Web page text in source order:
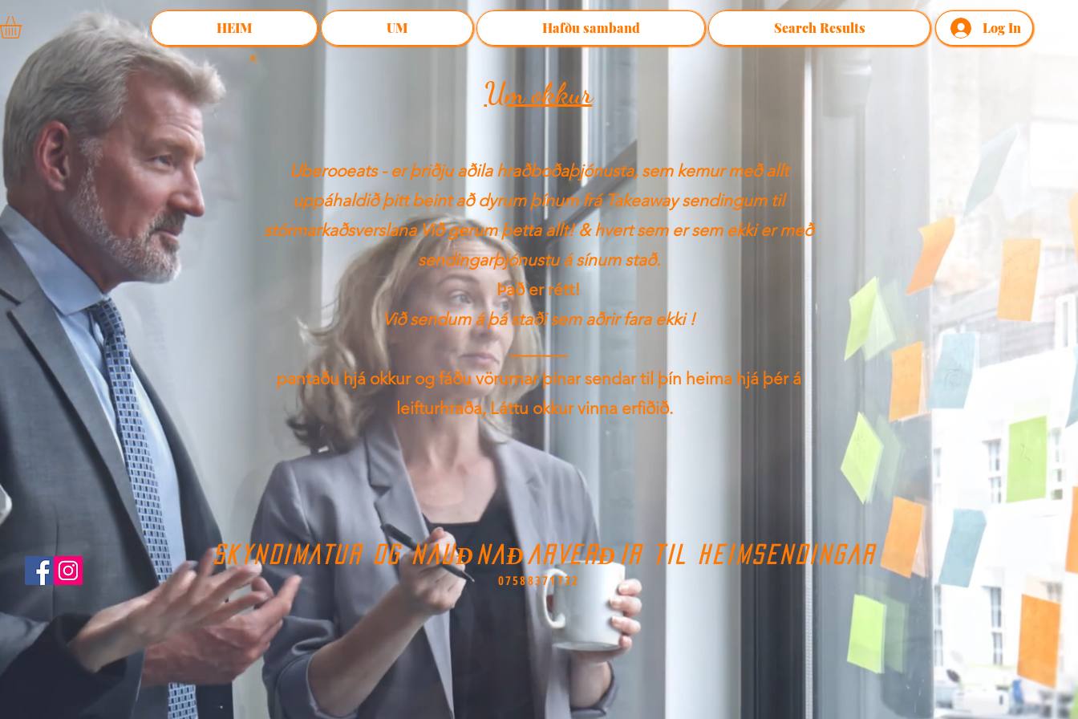
HEIM UM Hafðu samband Search Results Log In
Um okkur
Uberooeats - er þriðju aðila hraðboðaþjónusta, sem kemur með allt
uppáhaldið þitt beint að dyrum þínum frá Takeaway sendingum til
stórmarkaðsverslana Við gerum þetta allt! & hvert sem er sem ekki er með
sendingarþjónustu á sínum stað.
Það er rétt!
Við sendum á þá staði sem aðrir fara ekki !
_______
pantaðu hjá okkur og fáðu vörurnar þínar sendar til þín heima hjá þér á
leifturhraða, Láttu okkur vinna erfiðið.
SKYNDIMATUR OG NAUÐNAÐARVERÐIR TIL HEIMSENDINGAR
07588371732